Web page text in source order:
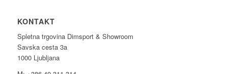
KONTAKT
Spletna trgovina Dimsport & Showroom
Savska cesta 3a
1000 Ljubljana